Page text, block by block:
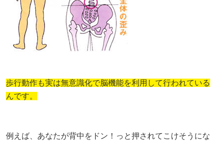
歩行動作も実は無意識化で脳機能を利用して行われている
んです。
例えば、あなたが背中をドン！っと押されてこけそうにな